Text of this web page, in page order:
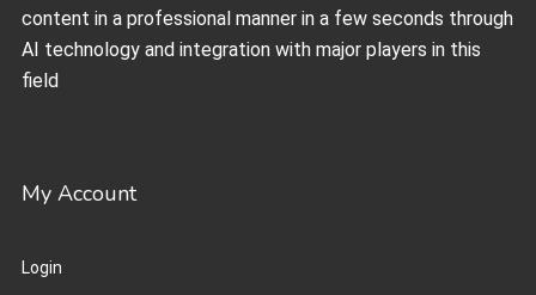
content in a professional manner in a few seconds through
AI technology and integration with major players in this
field
My Account
Login